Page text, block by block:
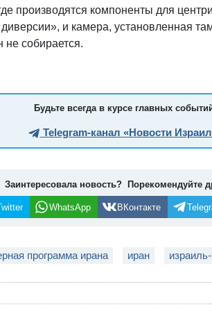
производятся компоненты для
диверсии», и камера, установленная
не собирается.
Будьте всегда в курсе главных
Telegram-канал «Новости
Заинтересовала новость? Порекомендуйте
WhatsApp ВКонтакте
программа ирана иран